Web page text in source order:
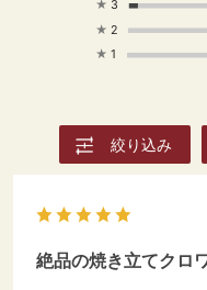
★ 3
★ 2
★ 1
絞り込み
絶品の焼き立てクロ